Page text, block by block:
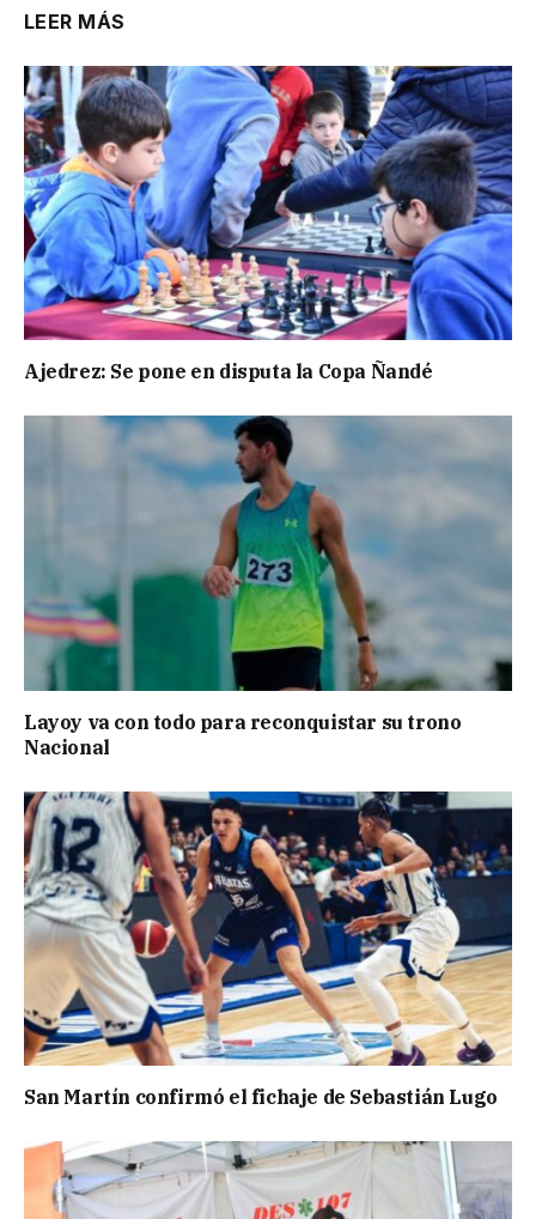
LEER MÁS
Ajedrez: Se pone en disputa la Copa Ñandé
Layoy va con todo para reconquistar su trono
Nacional
San Martín confirmó el fichaje de Sebastián Lugo